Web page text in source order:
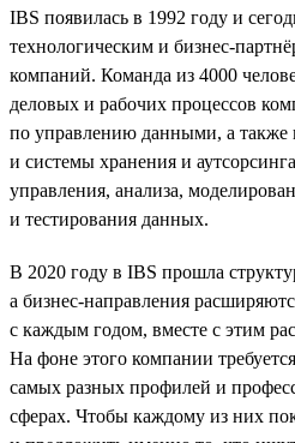
IBS появилась в 1992 году и
технологическим и бизнес-
компаний. Команда из 4000
деловых и рабочих процессов
по управлению данными, а также
и системы хранения и
управления, анализа,
и тестирования данных.
В 2020 году в IBS прошла
а бизнес-направления
с каждым годом, вместе с этим
На фоне этого компании
самых разных профилей и
сферах. Чтобы каждому из них